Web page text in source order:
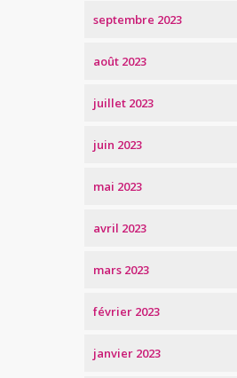
septembre 2023
août 2023
juillet 2023
juin 2023
mai 2023
avril 2023
mars 2023
février 2023
janvier 2023